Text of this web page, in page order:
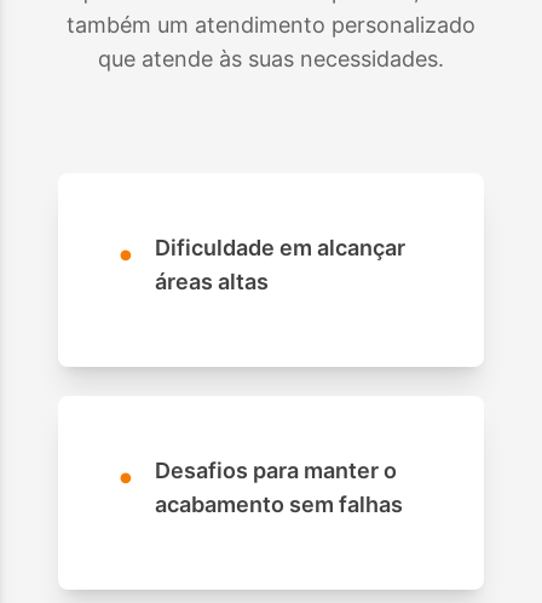
também um atendimento personalizado
que atende às suas necessidades.
•
Dificuldade em alcançar
áreas altas
•
Desafios para manter o
acabamento sem falhas